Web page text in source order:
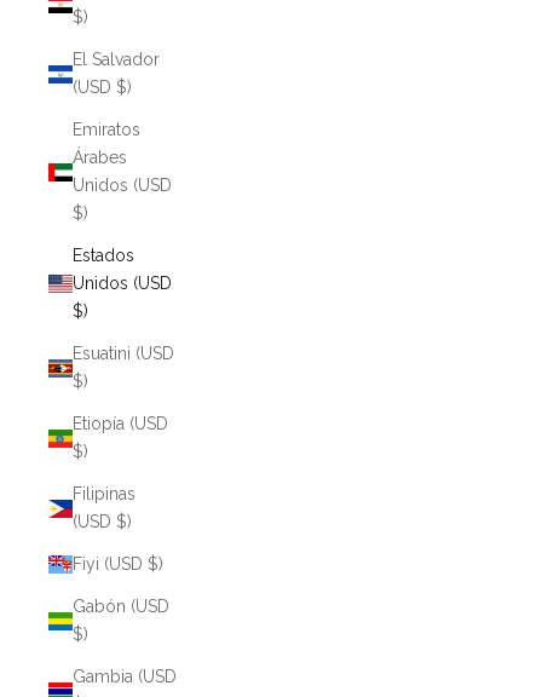
$)
El Salvador
(USD $)
Emiratos
Árabes
Unidos (USD
$)
Estados
Unidos (USD
$)
Esuatini (USD
$)
Etiopía (USD
$)
Filipinas
(USD $)
Fiyi (USD $)
Gabón (USD
$)
Gambia (USD